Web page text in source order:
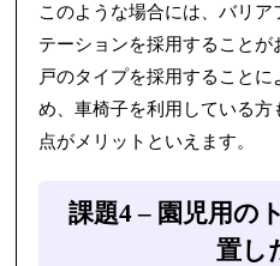
このような場合には、バリ
テーションを採用することが
戸のタイプを採用すること
め、車椅子を利用している
点がメリットといえます。
課題4 – 園児用の
置し